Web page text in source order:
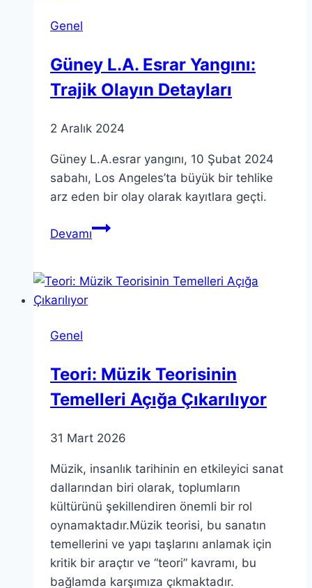
Genel
Güney L.A. Esrar Yangını:
Trajik Olayın Detayları
2 Aralık 2024
Güney L.A.esrar yangını, 10 Şubat 2024
sabahı, Los Angeles’ta büyük bir tehlike
arz eden bir olay olarak kayıtlara geçti.
DevamıGüney
Yangını:
Genel
Teori: Müzik Teorisinin
Temelleri Açığa Çıkarılıyor
31 Mart 2026
Müzik, insanlık tarihinin en etkileyici sanat
dallarından biri olarak, toplumların
kültürünü şekillendiren önemli bir rol
oynamaktadır.Müzik teorisi, bu sanatın
temellerini ve yapı taşlarını anlamak için
kritik bir araçtır ve “teori” kavramı, bu
bağlamda karşımıza çıkmaktadır.